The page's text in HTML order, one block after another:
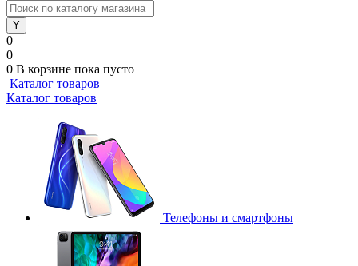
0
0
0 В корзине пока пусто
Каталог товаров
Каталог товаров
Телефоны и смартфоны